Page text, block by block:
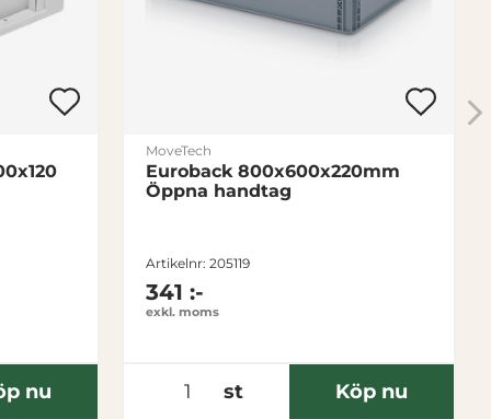
nu
MoveTech
Euroback 800x600x220mm
Öppna handtag
Artikelnr: 205119
341 :-
exkl. moms
st Köp nu